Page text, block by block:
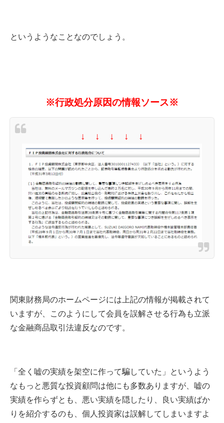
というようなことなのでしょう。
※行政処分原因の情報ソース※
↓ ↓ ↓ ↓ ↓
関東財務局のホームページには上記の情報が掲載されて
いますが、このようにして会員を誤解させる行為も立派
な金融商品取引法違反なのです。
「全く嘘の実績を架空に作って騙していた」というよう
なもっと悪質な投資顧問は他にも多数ありますが、嘘の
実績を作らずとも、悪い実績を隠したり、良い実績ばか
りを紹介するのも、個人投資家は誤解してしまいますよ